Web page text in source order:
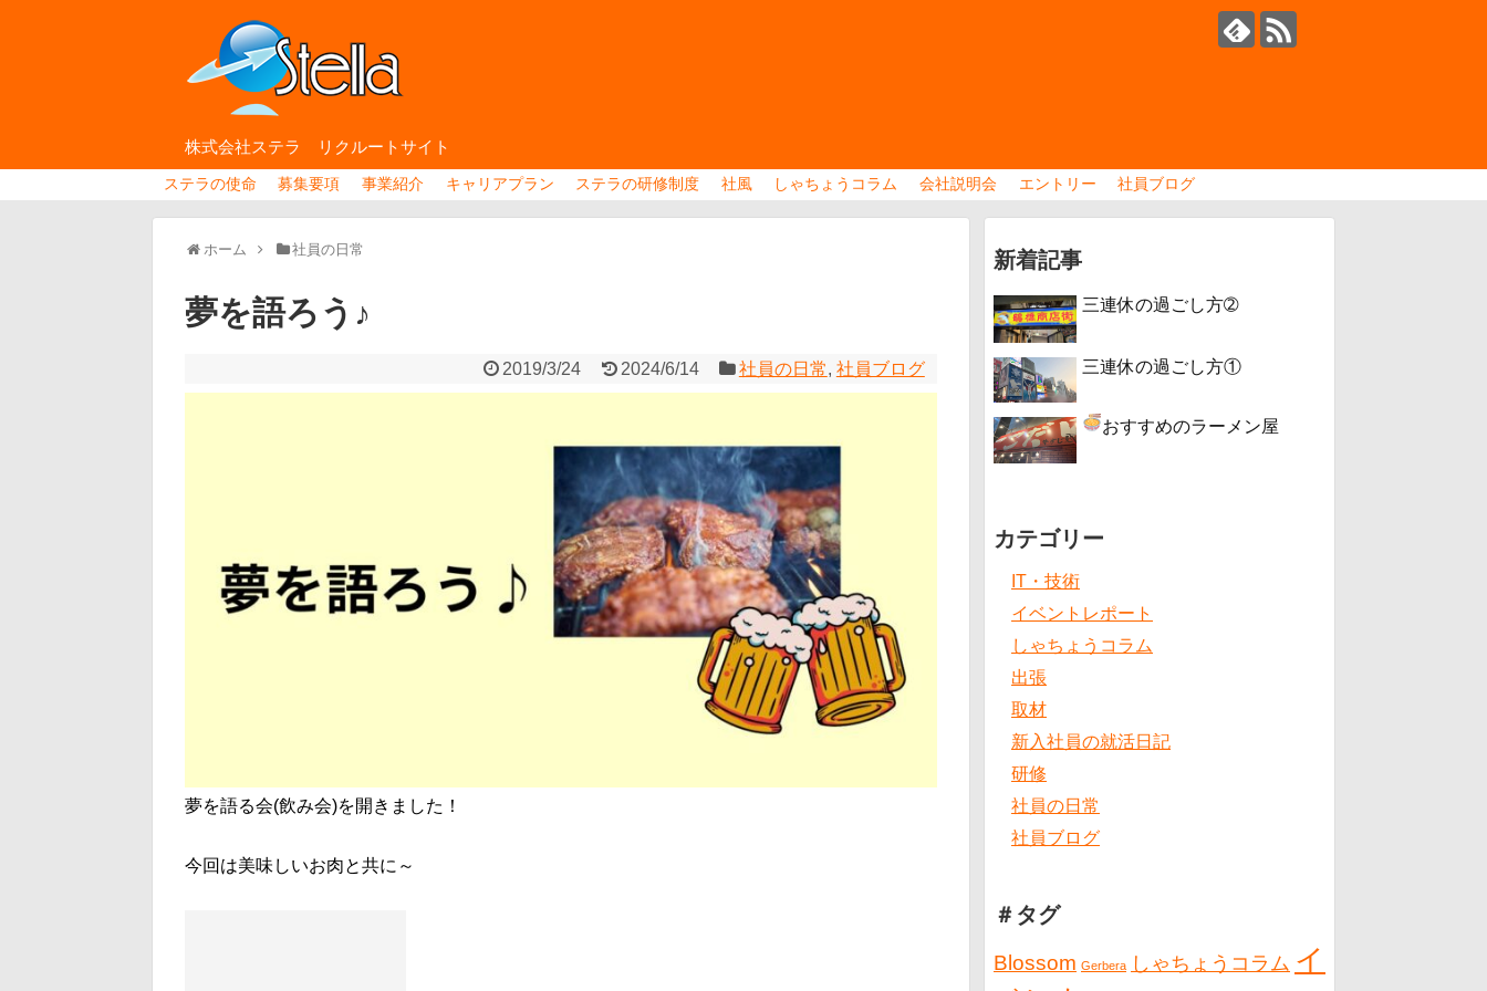
株式会社ステラ リクルートサイト
ステラの使命 募集要項 事業紹介 キャリアプラン ステラの研修制度 社風 しゃちょうコラム 会社説明会 エントリー 社員ブログ
ホーム 社員の日常
夢を語ろう♪
2019/3/24 2024/6/14 社員の日常, 社員ブログ
夢を語る会(飲み会)を開きました！
今回は美味しいお肉と共に～
新着記事
三連休の過ごし方➁
三連休の過ごし方①
おすすめのラーメン屋
カテゴリー
IT・技術
イベントレポート
しゃちょうコラム
出張
取材
新入社員の就活日記
研修
社員の日常
社員ブログ
＃タグ
Blossom Gerbera しゃちょうコラム イ